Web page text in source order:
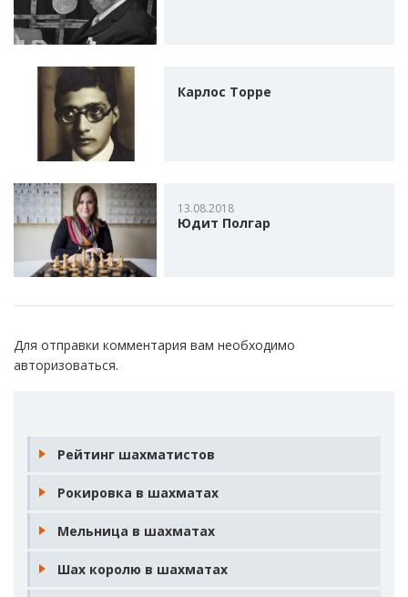
Карлос Торре
13.08.2018
Юдит Полгар
Для отправки комментария вам необходимо
авторизоваться.
Рейтинг шахматистов
Рокировка в шахматах
Мельница в шахматах
Шах королю в шахматах